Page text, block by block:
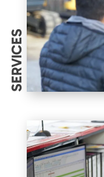
SERVICES